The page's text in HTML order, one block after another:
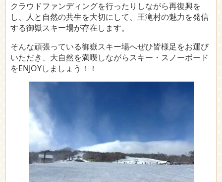
クラウドファンディングを行ったりしながら再復興を
し、人と自然の共生を大切にして、王滝村の魅力を発信
する御嶽スキー場が存在します。
そんな頑張っている御嶽スキー場へぜひ皆様足をお運び
いただき、大自然を満喫しながらスキー・スノーボード
をENJOYしましょう！！